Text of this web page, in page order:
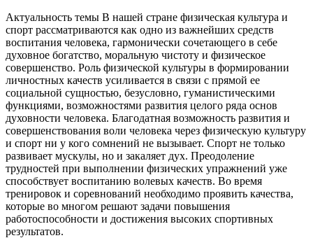
Актуальность темы В нашей стране физическая культура и
спорт рассматриваются как одно из важнейших средств
воспитания человека, гармонически сочетающего в себе
духовное богатство, моральную чистоту и физическое
совершенство. Роль физической культуры в формировании
личностных качеств усиливается в связи с прямой ее
социальной сущностью, безусловно, гуманистическими
функциями, возможностями развития целого ряда основ
духовности человека. Благодатная возможность развития и
совершенствования воли человека через физическую культуру
и спорт ни у кого сомнений не вызывает. Спорт не только
развивает мускулы, но и закаляет дух. Преодоление
трудностей при выполнении физических упражнений уже
способствует воспитанию волевых качеств. Во время
тренировок и соревнований необходимо проявить качества,
которые во многом решают задачи повышения
работоспособности и достижения высоких спортивных
результатов.